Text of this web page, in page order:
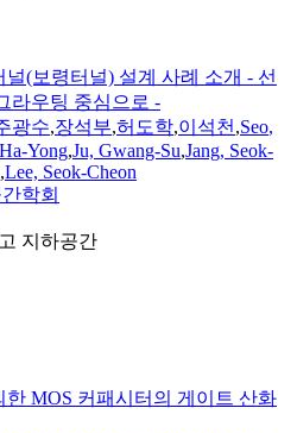
(보령터널) 설계 사례 소개 - 선
라우팅 중심으로 -
광수,장석부,허도학,이석천,Seo,
Yong,Ju, Gwang-Su,Jang, Seok-
,Lee, Seok-Cheon
학회
지하공간
MOS 커패시터의 게이트 산화